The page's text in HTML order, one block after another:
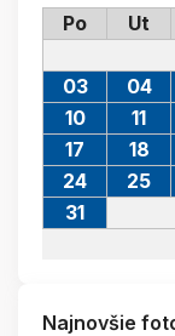
Po
Ut
03
04
10
11
17
18
24
25
31
Najnovšie